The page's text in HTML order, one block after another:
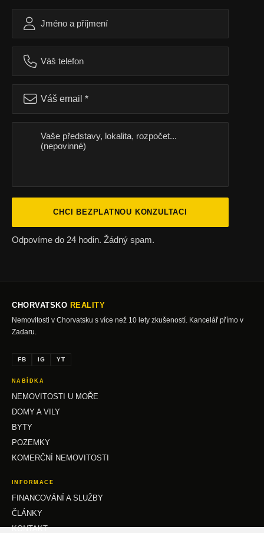
CHCI BEZPLATNOU KONZULTACI
Odpovíme do 24 hodin. Žádný spam.
CHORVATSKO REALITY
Nemovitosti v Chorvatsku s více než 10 lety zkušeností. Kancelář přímo v
Zadaru.
FB IG YT
NABÍDKA
NEMOVITOSTI U MOŘE
DOMY A VILY
BYTY
POZEMKY
KOMERČNÍ NEMOVITOSTI
INFORMACE
FINANCOVÁNÍ A SLUŽBY
ČLÁNKY
KONTAKT